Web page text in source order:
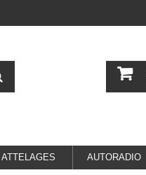
ATTELAGES AUTORADIO